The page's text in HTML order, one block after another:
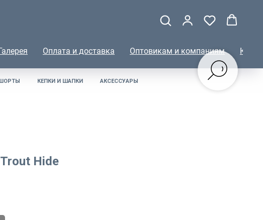
Галерея Оплата и доставка Оптовикам и компаниям
КЕПКИ И ШАПКИ АКСЕССУАРЫ
Hide